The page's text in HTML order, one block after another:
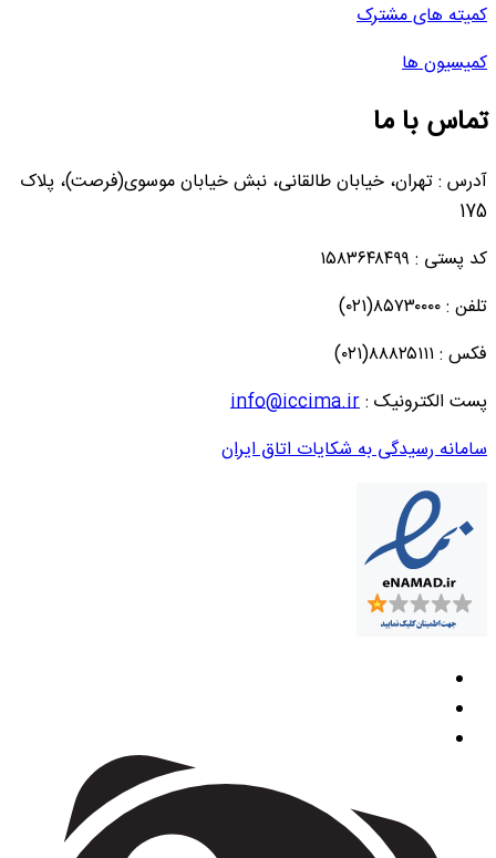
کمیته های مشترک
کمیسیون ها
تماس با ما
آدرس : تهران، خیابان طالقانی، نبش خیابان موسوی(فرصت)، پلاک
175
کد پستی : ۱۵۸۳۶۴۸۴۹۹
تلفن : ۸۵۷۳۰۰۰۰(۰۲۱)
فکس : ۸۸۸۲۵۱۱۱(۰۲۱)
پست الکترونیک :info@iccima.ir
سامانه رسیدگی به شکایات اتاق ایران